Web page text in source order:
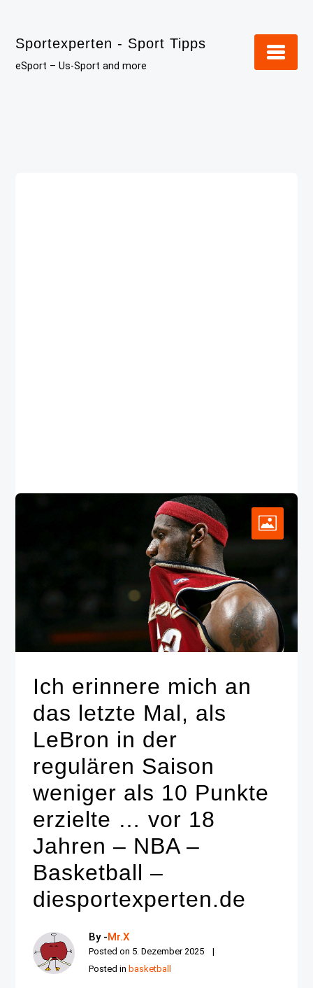
content
Sportexperten - Sport Tipps
eSport – Us-Sport and more
Ich erinnere mich an
das letzte Mal, als
LeBron in der
regulären Saison
weniger als 10 Punkte
erzielte … vor 18
Jahren – NBA –
Basketball –
diesportexperten.de
By -Mr.X
Posted on 5. Dezember 2025
Posted in basketball